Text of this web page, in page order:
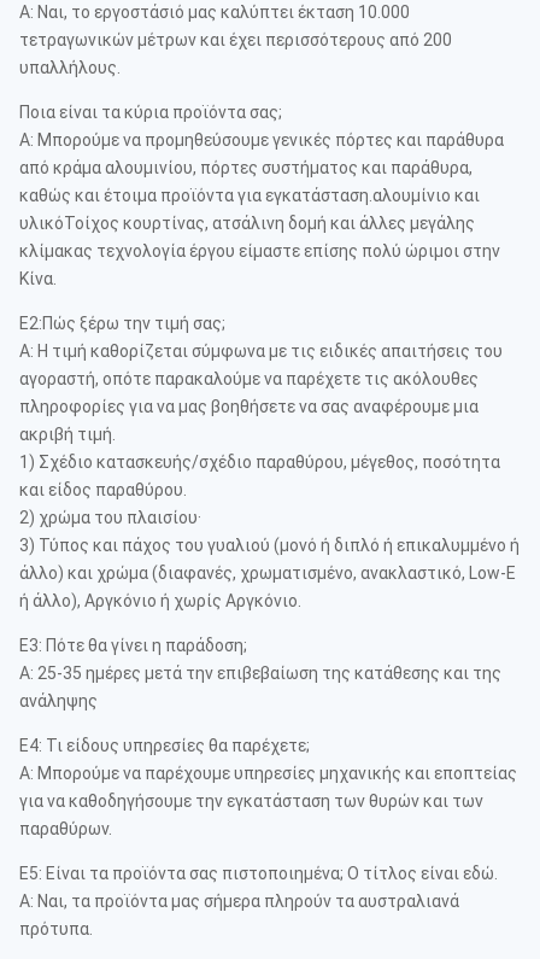
Α: Ναι, το εργοστάσιό μας καλύπτει έκταση 10.000
τετραγωνικών μέτρων και έχει περισσότερους από 200
υπαλλήλους.
Ποια είναι τα κύρια προϊόντα σας;
Α: Μπορούμε να προμηθεύσουμε γενικές πόρτες και παράθυρα
από κράμα αλουμινίου, πόρτες συστήματος και παράθυρα,
καθώς και έτοιμα προϊόντα για εγκατάσταση.αλουμίνιο και
υλικόΤοίχος κουρτίνας, ατσάλινη δομή και άλλες μεγάλης
κλίμακας τεχνολογία έργου είμαστε επίσης πολύ ώριμοι στην
Κίνα.
Ε2:Πώς ξέρω την τιμή σας;
Α: Η τιμή καθορίζεται σύμφωνα με τις ειδικές απαιτήσεις του
αγοραστή, οπότε παρακαλούμε να παρέχετε τις ακόλουθες
πληροφορίες για να μας βοηθήσετε να σας αναφέρουμε μια
ακριβή τιμή.
1) Σχέδιο κατασκευής/σχέδιο παραθύρου, μέγεθος, ποσότητα
και είδος παραθύρου.
2) χρώμα του πλαισίου·
3) Τύπος και πάχος του γυαλιού (μονό ή διπλό ή επικαλυμμένο ή
άλλο) και χρώμα (διαφανές, χρωματισμένο, ανακλαστικό, Low-E
ή άλλο), Αργκόνιο ή χωρίς Αργκόνιο.
Ε3: Πότε θα γίνει η παράδοση;
Α: 25-35 ημέρες μετά την επιβεβαίωση της κατάθεσης και της
ανάληψης
Ε4: Τι είδους υπηρεσίες θα παρέχετε;
Α: Μπορούμε να παρέχουμε υπηρεσίες μηχανικής και εποπτείας
για να καθοδηγήσουμε την εγκατάσταση των θυρών και των
παραθύρων.
Ε5: Είναι τα προϊόντα σας πιστοποιημένα; Ο τίτλος είναι εδώ.
Α: Ναι, τα προϊόντα μας σήμερα πληρούν τα αυστραλιανά
πρότυπα.